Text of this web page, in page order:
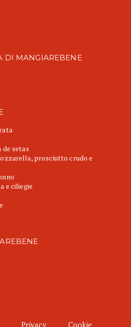
DI MANGIAREBENE
de setas
prosciutto crudo e
e ciliegie
Privacy Cookie